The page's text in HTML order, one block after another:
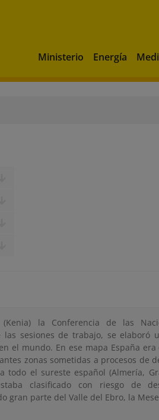
Ministerio Energía
la Conferencia de las
las sesiones de trabajo, se elaboró
el mundo. En ese mapa España
zonas sometidas a procesos de
todo el sureste español (Almería,
clasificado con riesgo de
gran parte del Valle del Ebro, la